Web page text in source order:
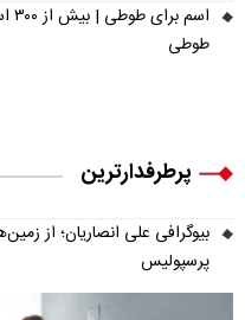
طوطی
پرطرفدارترین
بیوگرافی علی انصاریان؛ از
پرسپولیس